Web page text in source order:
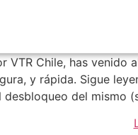
VTR Chile, has
y rápida. Sigue
del mismo